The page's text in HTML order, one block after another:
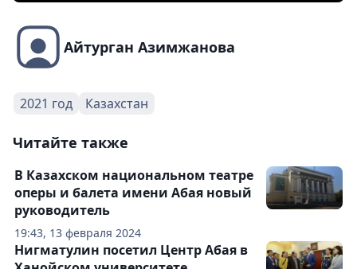
Айтурган Азимжанова
2021 год Казахстан
Читайте также
19:43, 13 февраля 2024
В Казахском национальном театре
оперы и балета имени Абая новый
руководитель
Нигматулин посетил Центр Абая в